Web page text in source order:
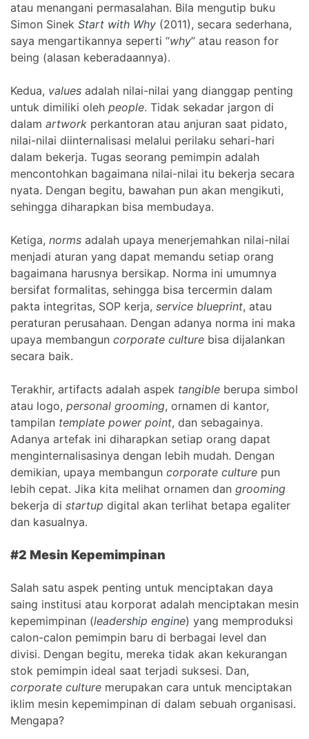
atau menangani permasalahan. Bila mengutip buku
Simon Sinek Start with Why (2011), secara sederhana,
saya mengartikannya seperti “why” atau reason for
being (alasan keberadaannya).
Kedua, values adalah nilai-nilai yang dianggap penting
untuk dimiliki oleh people. Tidak sekadar jargon di
dalam artwork perkantoran atau anjuran saat pidato,
nilai-nilai diinternalisasi melalui perilaku sehari-hari
dalam bekerja. Tugas seorang pemimpin adalah
mencontohkan bagaimana nilai-nilai itu bekerja secara
nyata. Dengan begitu, bawahan pun akan mengikuti,
sehingga diharapkan bisa membudaya.
Ketiga, norms adalah upaya menerjemahkan nilai-nilai
menjadi aturan yang dapat memandu setiap orang
bagaimana harusnya bersikap. Norma ini umumnya
bersifat formalitas, sehingga bisa tercermin dalam
pakta integritas, SOP kerja, service blueprint, atau
peraturan perusahaan. Dengan adanya norma ini maka
upaya membangun corporate culture bisa dijalankan
secara baik.
Terakhir, artifacts adalah aspek tangible berupa simbol
atau logo, personal grooming, ornamen di kantor,
tampilan template power point, dan sebagainya.
Adanya artefak ini diharapkan setiap orang dapat
menginternalisasinya dengan lebih mudah. Dengan
demikian, upaya membangun corporate culture pun
lebih cepat. Jika kita melihat ornamen dan grooming
bekerja di startup digital akan terlihat betapa egaliter
dan kasualnya.
#2 Mesin Kepemimpinan
Salah satu aspek penting untuk menciptakan daya
saing institusi atau korporat adalah menciptakan mesin
kepemimpinan (leadership engine) yang memproduksi
calon-calon pemimpin baru di berbagai level dan
divisi. Dengan begitu, mereka tidak akan kekurangan
stok pemimpin ideal saat terjadi suksesi. Dan,
corporate culture merupakan cara untuk menciptakan
iklim mesin kepemimpinan di dalam sebuah organisasi.
Mengapa?